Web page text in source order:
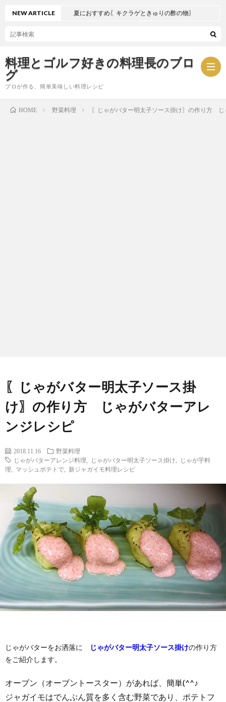
料理とゴルフ好きの料理長のブロ
グ
プロが作る、簡単美味しい料理レシピ
NEW ARTICLE 夏におすすめ〖キクラゲときゅりの酢の物〗
HOME 野菜料理 〖じゃがバター明太子ソース掛け〗の作り方
〖じゃがバター明太子ソース掛
け〗の作り方 じゃがバターアレ
ンジレシピ
2018.11.16
野菜料理
じゃがバターアレンジ料理
じゃがバター明太子ソース掛け
じゃが芋料
理
マッシュポテトで 新ジャガイモ料理レシピ
じゃがバターをお洒落に じゃがバター明太子ソース掛けの作り方
をご紹介します。
オーブン（オーブントースター）があれば、 簡単(^^♪
ジャガイモはでんぷん質を多く含む野菜であり、ポテトフ